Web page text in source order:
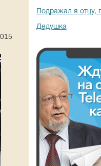
Подражал я отцу,
Дедушка